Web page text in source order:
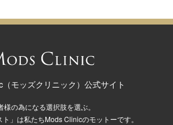
モッズクリニック）公式サイト
様の為になる選択肢を選ぶ。
ト」は私たちMods Clinicのモットーです。